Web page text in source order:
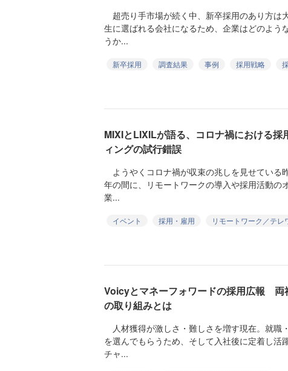
超売り手市場が続く中、新卒採用のあり方は
生に選ばれる会社になるため、企業はどのよう
うか...
新卒採用 調査結果 事例 採用戦略
MIXIとLIXILが語る、コロナ禍における採
ィングの試行錯誤
ようやくコロナ禍が収束の兆しを見せている
年の間に、リモートワークの導入や採用活動の
業...
イベント 採用・雇用 リモートワーク／テレ
Voicyとマネーフォワードの採用広報 両
の取り組みとは
人材獲得が激しさ・難しさを増す現在。就職
を選んでもらうため、そして入社後に定着し活
チャ...